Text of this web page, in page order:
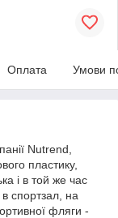
Оплата Умови
Nutrend,
пластику,
і в той же час
спортзал, на
фляги -